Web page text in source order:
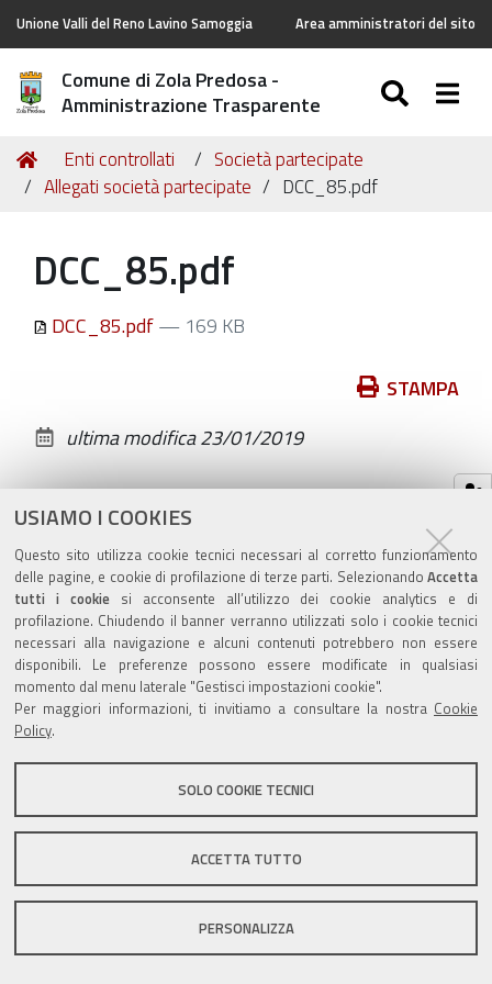
USIAMO I COOKIES
Questo sito utilizza cookie tecnici necessari al corretto funzionamento
delle pagine, e cookie di profilazione di terze parti. Selezionando Accetta
tutti i cookiesi acconsente all’utilizzo dei cookie analytics e di
profilazione. Chiudendo il banner verranno utilizzati solo i cookie tecnici
necessari alla navigazione e alcuni contenuti potrebbero non essere
disponibili. Le preferenze possono essere modificate in qualsiasi
momento dal menu laterale "Gestisci impostazioni cookie".
Per maggiori informazioni, ti invitiamo a consultare la nostra Cookie
Policy.
SOLO COOKIE TECNICI
ACCETTA TUTTO
PERSONALIZZA
Unione Valli del Reno Lavino Samoggia Area amministratori del sito
Comune di Zola Predosa -
Amministrazione Trasparente
Tu
sei
Home
Enti controllati
Società partecipate
Allegati società partecipate
DCC_85.pdf
DCC_85.pdf
DCC_85.pdf— 169 KB
documento
STAMPA
ultima modifica23/01/2019
Valuta questo sito
Sito istituzionale Comune di Zola Predosa
Privacy policy|DPO|Accessibilità